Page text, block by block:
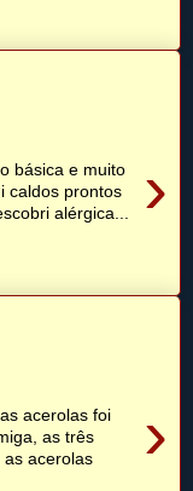
›
básica e muito
caldos prontos
alérgica...
›
acerolas foi
as três
acerolas